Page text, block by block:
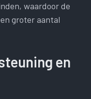
waardoor de
groter aantal
en